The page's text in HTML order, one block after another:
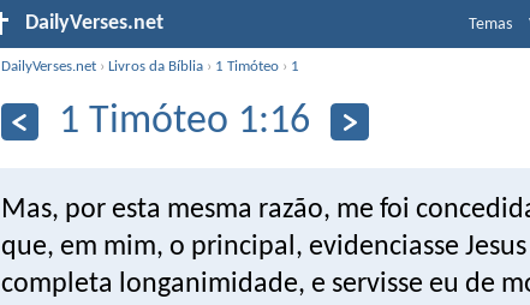
DailyVerses.net Temas
DailyVerses.net ›Livros da Bíblia › 1 Timóteo › 1
1 Timóteo 1:16
Mas, por esta mesma razão, me foi
que, em mim, o principal, evidenciasse Jesus
completa longanimidade, e servisse eu de